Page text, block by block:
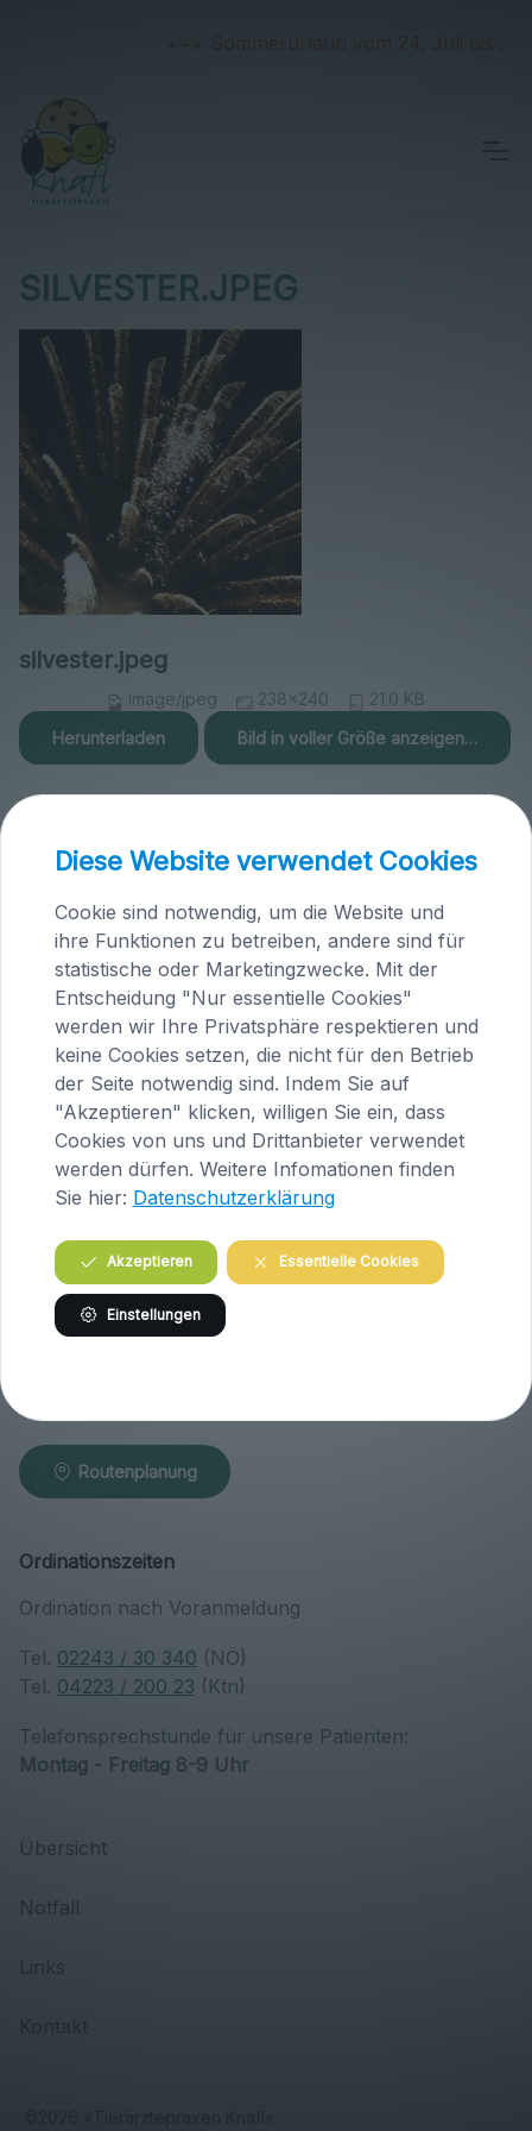
SILVESTER.JPEG
silvester.jpeg
image/jpeg 238x240
21.0 KB
Herunterladen
Bild in voller Größe anzeigen…
Praxis Maria Saal (Kärnten)
Brandlhof
Höfern 1
A-9063 Maria Saal
Österreich
Tel.04223 / 200 23
Routenplanung
Praxis Klosterneuburg (Niederösterreich)
Wiener Straße 146
A-3400 Klosterneuburg
Tel.
Routenplanung
Ordinationszeiten
Ordination nach Voranmeldung
Tel. 02243 / 30 340 (NÖ)
Tel. 04223 / 200 23 (Ktn)
Telefonsprechstunde für unsere Patienten:
Montag - Freitag 8-9 Uhr
Übersicht
Notfall
Links
Diese Website verwendet Cookies
Cookie sind notwendig, um die Website und
ihre Funktionen zu betreiben, andere sind für
statistische oder Marketingzwecke. Mit der
Entscheidung "Nur essentielle Cookies"
werden wir Ihre Privatsphäre respektieren und
keine Cookies setzen, die nicht für den Betrieb
der Seite notwendig sind. Indem Sie auf
"Akzeptieren" klicken, willigen Sie ein, dass
Cookies von uns und Drittanbieter verwendet
werden dürfen. Weitere Infomationen finden
Sie hier: Datenschutzerklärung
Akzeptieren Essentielle Cookies
Einstellungen